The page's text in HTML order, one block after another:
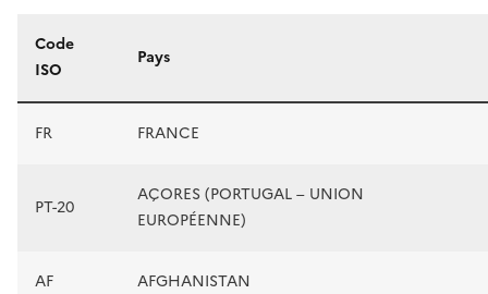
Liste des pays
Code
ISO
Pays
FR FRANCE
PT-20
AÇORES (PORTUGAL – UNION
EUROPÉENNE)
AF AFGHANISTAN